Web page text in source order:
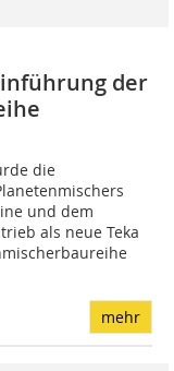
der
die
und dem
als neue Teka
mehr